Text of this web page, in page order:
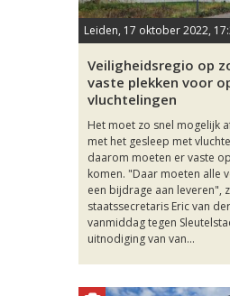
Leiden, 17 oktober 2022,
Veiligheidsregio op
vaste plekken voor
vluchtelingen
Het moet zo snel mogelijk
met het gesleep met
daarom moeten er vaste
komen. "Daar moeten alle
een bijdrage aan leveren",
staatssecretaris Eric van
vanmiddag tegen
uitnodiging van van...